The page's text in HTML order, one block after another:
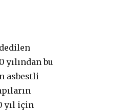
yılından bu
asbestli
yıl için